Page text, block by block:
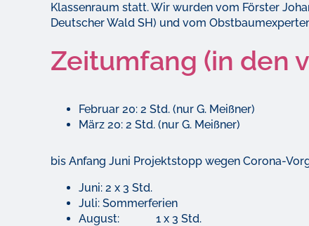
Klassenraum statt. Wir wurden vom Förster
Deutscher Wald SH) und vom
Zeitumfang (in den
Februar 20: 2 Std. (nur G. Meißner)
März 20: 2 Std. (nur G. Meißner)
bis Anfang Juni Projektstopp wegen Corona-
Juni: 2 x 3 Std.
Juli: Sommerferien
August: 1 x 3 Std.